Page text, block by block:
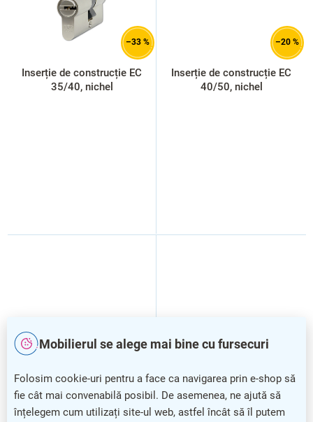
Mobilierul se alege mai bine cu fursecuri
Folosim cookie-uri pentru a face ca navigarea prin e-shop să
fie cât mai convenabilă posibil. De asemenea, ne ajută să
înțelegem cum utilizați site-ul web, astfel încât să îl putem
–33 %
Inserție de construcție EC
35/40, nichel
–20 %
Inserție de construcție EC
40/50, nichel
Inserție de construcție EP
40/55, nichel
Inserție de construcție EP
K30/35, nichel